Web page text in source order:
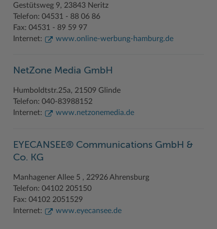
Woche der Seelischen Gesundheit
#MeinStormarn
Zahlen, Daten, Fakten
Gestütsweg 9, 23843 Neritz
Telefon: 04531 - 88 06 86
Fax: 04531 - 89 59 97
Internet:
www.online-werbung-hamburg.de
NetZone Media GmbH
Humboldtstr.25a, 21509 Glinde
Telefon: 040-83988152
Internet:
www.netzonemedia.de
EYECANSEE® Communications GmbH &
Co. KG
Manhagener Allee 5 , 22926 Ahrensburg
Telefon: 04102 205150
Fax: 04102 2051529
Internet:
www.eyecansee.de